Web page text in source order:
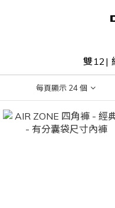
雙12|
每頁顯示 24 個